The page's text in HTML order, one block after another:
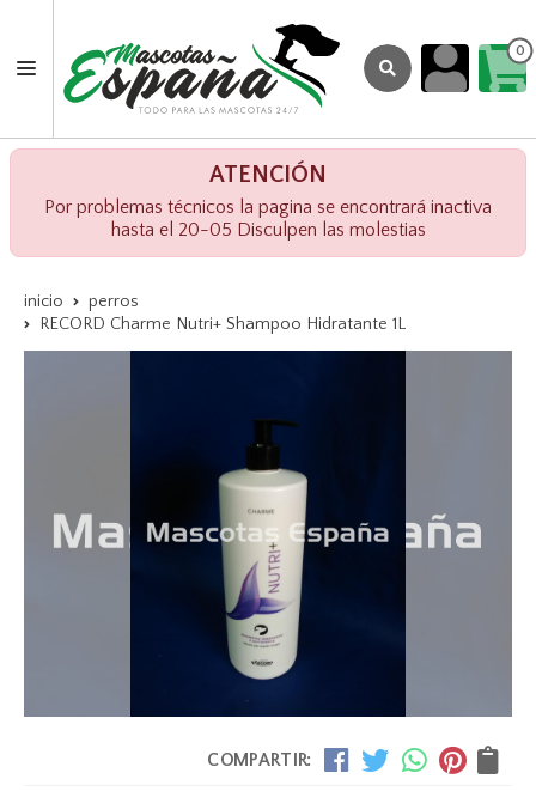
0
ATENCIÓN
Por problemas técnicos la pagina se encontrará inactiva
hasta el 20-05 Disculpen las molestias
inicio
perros
RECORD Charme Nutri+ Shampoo Hidratante 1L
COMPARTIR: